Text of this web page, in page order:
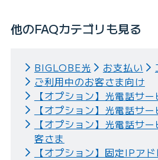
他のFAQカテゴリも見る
BIGLOBE光 お支払い
ご利用中のお客さま向け
【オプション】光電話サ
【オプション】光電話サ
【オプション】光電話サ
客さま
【オプション】固定IPア